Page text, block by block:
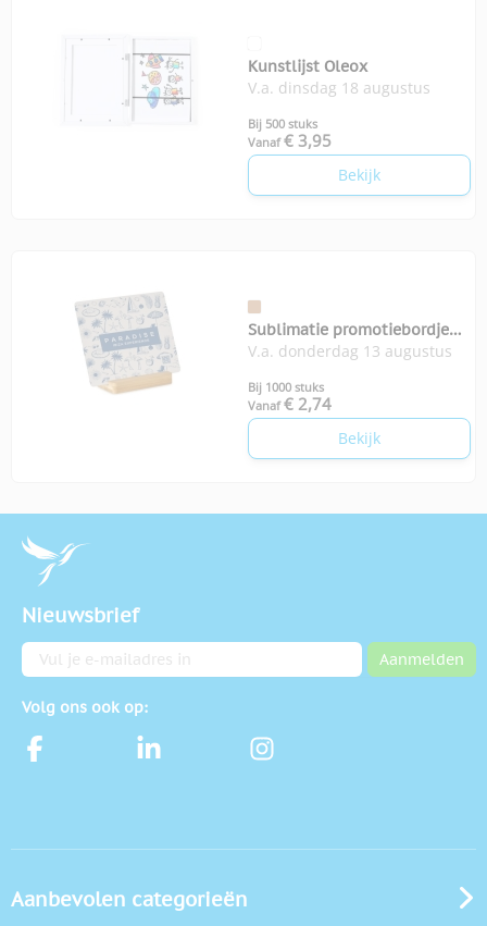
Kunstlijst Oleox
V.a. dinsdag 18 augustus
Bij 500 stuks
Vanaf € 3,95
Bekijk
Sublimatie promotiebordje
Proplate
V.a. donderdag 13 augustus
Bij 1000 stuks
Vanaf € 2,74
Bekijk
Nieuwsbrief
E-mailadres Aanmelden
Volg ons ook op:
Aanbevolen categorieën